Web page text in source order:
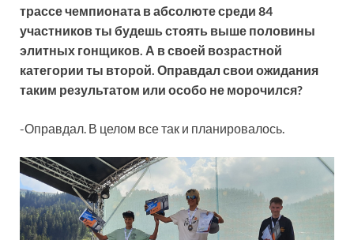
трассе чемпионата в абсолюте среди 84
участников ты будешь стоять выше половины
элитных гонщиков. А в своей возрастной
категории ты второй. Оправдал свои ожидания
таким результатом или особо не морочился?
-Оправдал. В целом все так и планировалось.